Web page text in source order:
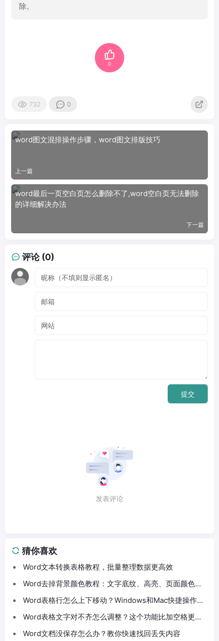
除。
0
732 0
word图文混排操作步骤，word图文排版技巧
上一篇
word最后一页空白页怎么删除不了,word空白页无法删除
的详细解决办法
下一篇
评论 (0)
提交
发表评论
猜你喜欢
Word文本转换表格教程，批量整理数据更高效
Word去掉背景颜色教程：文字底纹、高亮、页面颜色这
Word表格行怎么上下移动？Windows和Mac快捷操作分
Word表格文字对不齐怎么调整？这个功能比加空格更方
Word文档没保存怎么办？教你快速找回丢失内容